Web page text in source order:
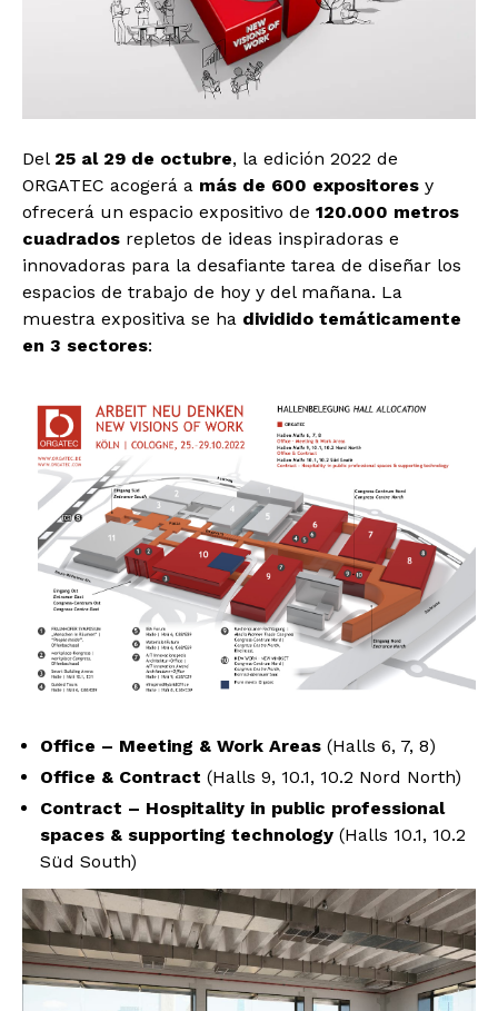
Del 25 al 29 de octubre, la edición 2022 de
ORGATEC acogerá a más de 600 expositores y
ofrecerá un espacio expositivo de 120.000 metros
cuadrados repletos de ideas inspiradoras e
innovadoras para la desafiante tarea de diseñar los
espacios de trabajo de hoy y del mañana. La
muestra expositiva se ha dividido temáticamente
en 3 sectores:
Office – Meeting & Work Areas (Halls 6, 7, 8)
Office & Contract (Halls 9, 10.1, 10.2 Nord North)
Contract – Hospitality in public professional
spaces & supporting technology (Halls 10.1, 10.2
Süd South)